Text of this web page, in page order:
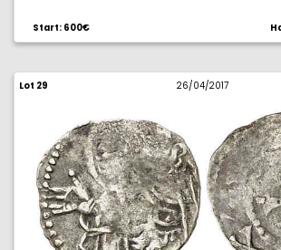
Start: 600€
Lot 29 26/04/2017